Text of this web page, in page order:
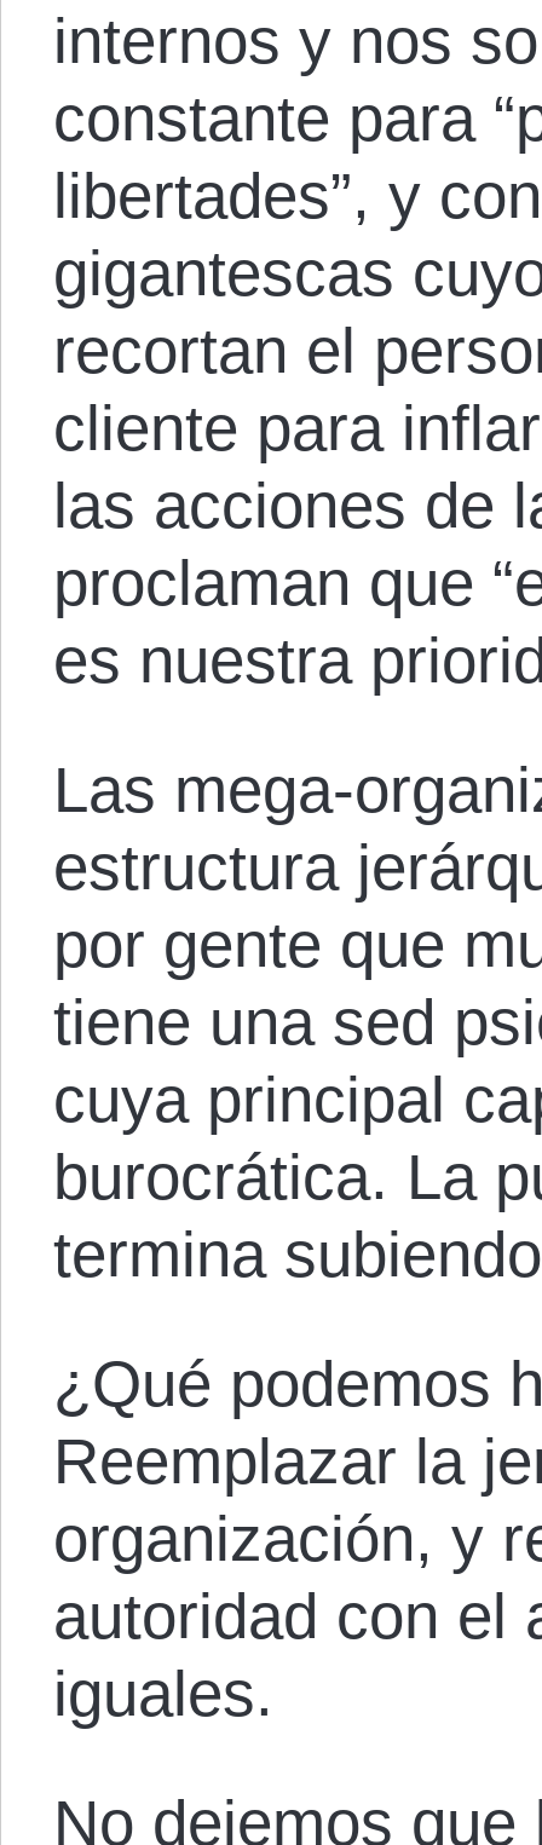
internos y nos
constante para
libertades”, y
gigantescas
recortan el
cliente para
las acciones de
proclaman que
es nuestra
Las mega-
estructura
por gente que
tiene una sed
cuya principal
burocrática. La
termina
¿Qué podemos
Reemplazar la
organización, y
autoridad con el
iguales.
No dejemos